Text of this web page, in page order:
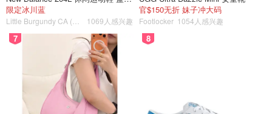
限定冰川蓝
1069人感兴趣
官$150无折 妹子冲大码
Footlocker 1054人感兴趣
7 8